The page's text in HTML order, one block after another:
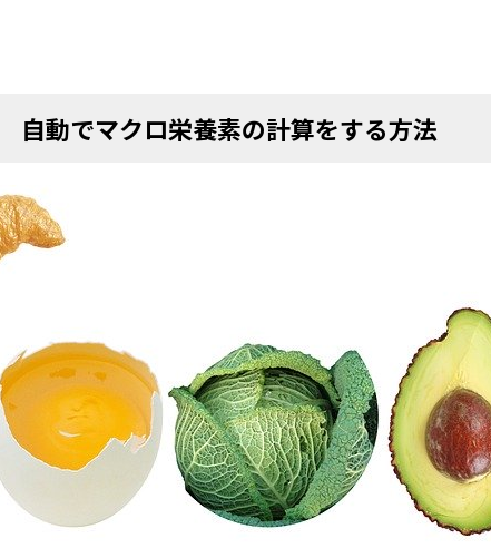
自動でマクロ栄養素の計算をする方法